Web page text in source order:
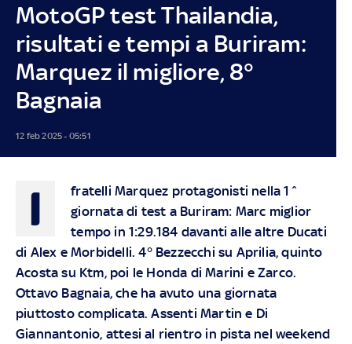
MotoGP test Thailandia,
risultati e tempi a Buriram:
Marquez il migliore, 8°
Bagnaia
12 feb 2025 - 05:51
I
fratelli Marquez protagonisti nella 1^
giornata di test a Buriram: Marc miglior
tempo in 1:29.184 davanti alle altre Ducati
di Alex e Morbidelli. 4° Bezzecchi su Aprilia, quinto
Acosta su Ktm, poi le Honda di Marini e Zarco.
Ottavo Bagnaia, che ha avuto una giornata
piuttosto complicata. Assenti Martin e Di
Giannantonio, attesi al rientro in pista nel weekend